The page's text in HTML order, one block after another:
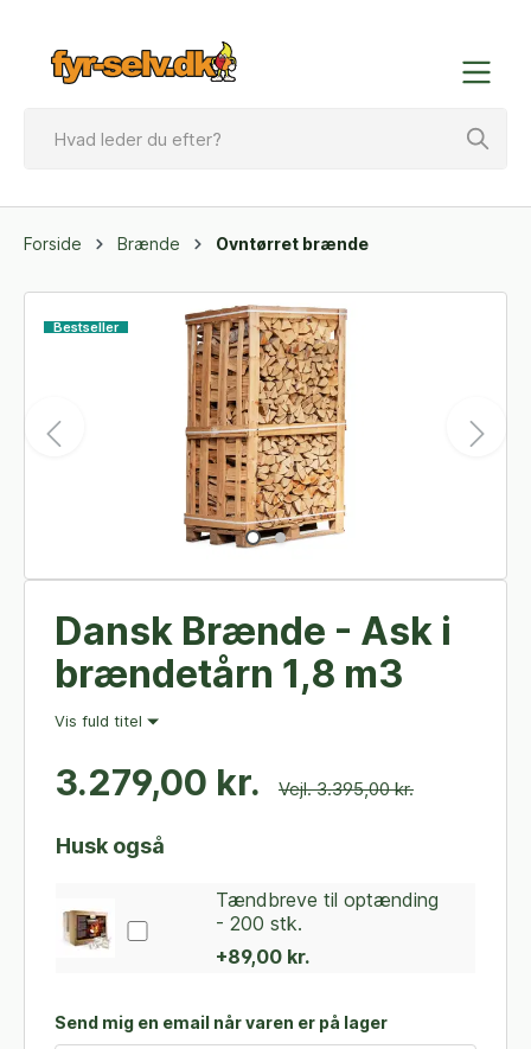
Forside Brænde Ovntørret brænde
Bestseller
Dansk Brænde - Ask i
brændetårn 1,8 m3
Vis fuld titel
3.279,00 kr. Vejl. 3.395,00 kr.
Husk også
Tændbreve til optænding
- 200 stk.
+89,00 kr.
Send mig en email når varen er på lager